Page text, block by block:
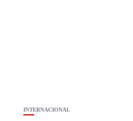
INTERNACIONAL